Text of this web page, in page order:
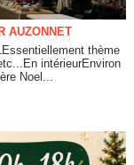
AUZONNET
thème
intérieurEnviron
Noel...